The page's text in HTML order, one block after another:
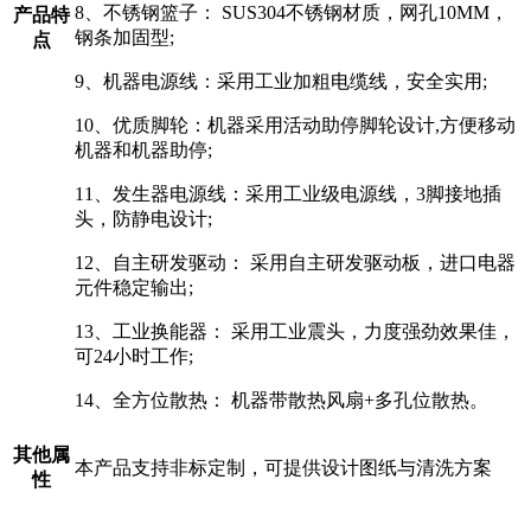
产品特
点
8、不锈钢篮子： SUS304不锈钢材质，网孔10MM，
钢条加固型;
9、机器电源线：采用工业加粗电缆线，安全实用;
10、优质脚轮：机器采用活动助停脚轮设计,方便移动
机器和机器助停;
11、发生器电源线：采用工业级电源线，3脚接地插
头，防静电设计;
12、自主研发驱动： 采用自主研发驱动板，进口电器
元件稳定输出;
13、工业换能器： 采用工业震头，力度强劲效果佳，
可24小时工作;
14、全方位散热： 机器带散热风扇+多孔位散热。
其他属
性
本产品支持非标定制，可提供设计图纸与清洗方案